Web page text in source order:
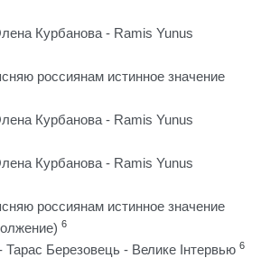
Курбанова - Ramis Yunus
россиянам истинное значение
Курбанова - Ramis Yunus
Курбанова - Ramis Yunus
россиянам истинное значение
6
Березовець - Велике Інтервью 6